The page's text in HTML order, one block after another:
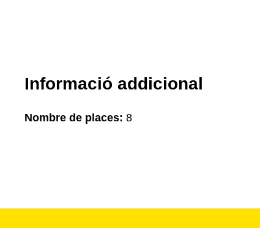
Informació addicional
Nombre de places: 8